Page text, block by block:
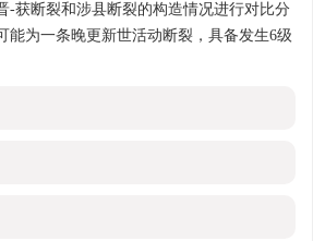
-获断裂和涉县断裂的构造情况进行对比分
能为一条晚更新世活动断裂，具备发生6级